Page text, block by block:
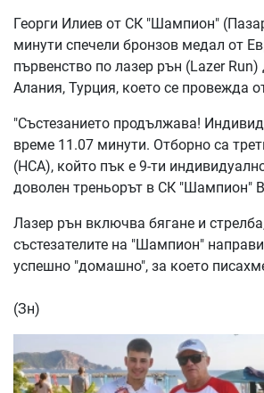
Георги Илиев от СК "Шампион"
минути спечели бронзов медал от
първенство по лазер рън (Lazer
Алания, Турция, което се провежда
"Състезанието продължава!
време 11.07 минути. Отборно са
(НСА), който пък е 9-ти
доволен треньорът в СК "Шампион"
Лазер рън включва бягане и
състезателите на "Шампион"
успешно "домашно", за което
(Зн)